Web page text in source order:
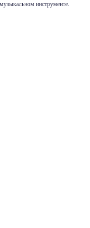
инструменте.